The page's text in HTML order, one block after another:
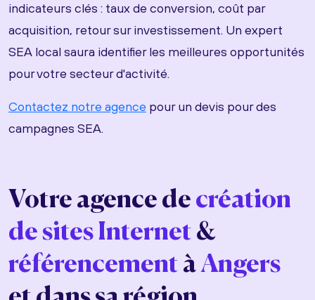
indicateurs clés : taux de conversion, coût par
acquisition, retour sur investissement. Un expert
SEA local saura identifier les meilleures opportunités
pour votre secteur d'activité.
Contactez notre agence pour un devis pour des
campagnes SEA.
Votre agence de création
de sites Internet &
référencement àAngers